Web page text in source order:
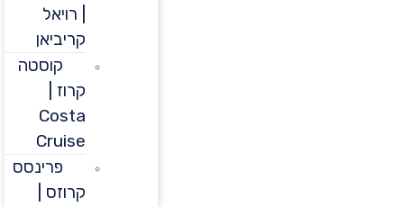
קריביאן
קוסטה
Costa
Cruise
פרינסס
קרוזס |